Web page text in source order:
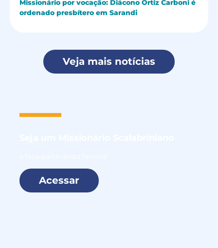
Missionário por vocação: Diácono Ortiz Carboni é
ordenado presbítero em Sarandi
Veja mais notícias
Acessar